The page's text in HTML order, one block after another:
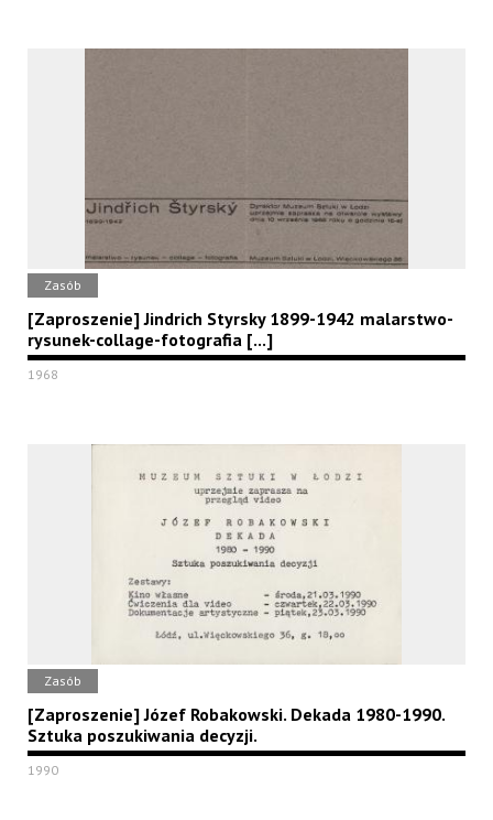
Zasób
[Zaproszenie] Jindrich Styrsky 1899-1942 malarstwo-
rysunek-collage-fotografia [...]
1968
Zasób
[Zaproszenie] Józef Robakowski. Dekada 1980-1990.
Sztuka poszukiwania decyzji.
1990